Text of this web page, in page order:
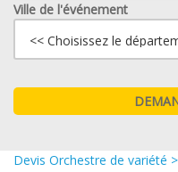
Ville de l'événement
Devis Orchestre de variété >